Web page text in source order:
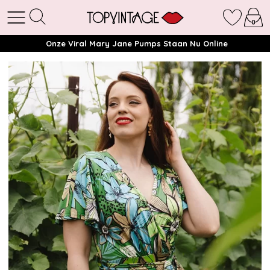
Onze Viral Mary Jane Pumps Staan Nu Online